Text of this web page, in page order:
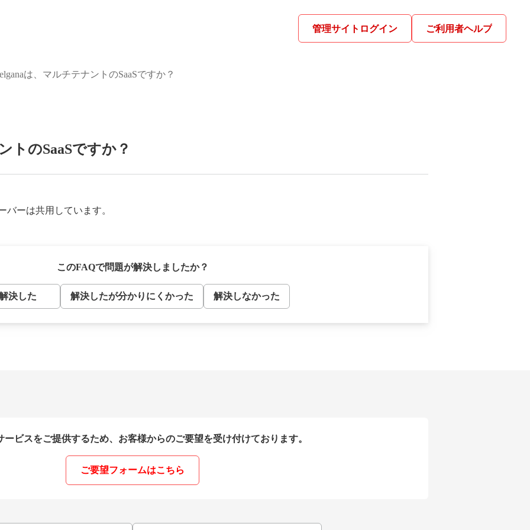
管理サイトログイン
別ウィンドウで開きます
ご利用者ヘルプ
elganaは、マルチテナントのSaaSですか？
トのSaaSですか？
バーは共用しています。
このFAQで問題が解決しましたか？
決した 解決したが分かりにくかった 解決しなかった
ービスをご提供するため、お客様からのご要望を受け付けております。
ご要望フォームはこちら